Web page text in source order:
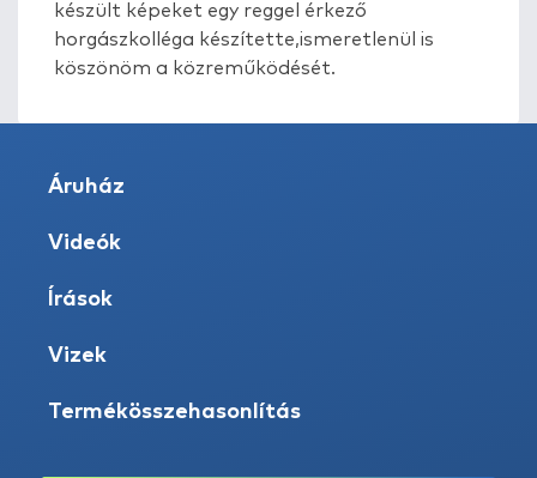
készült képeket egy reggel érkező
horgászkolléga készítette,ismeretlenül is
köszönöm a közreműködését.
Áruház
Videók
Írások
Vizek
Termékösszehasonlítás